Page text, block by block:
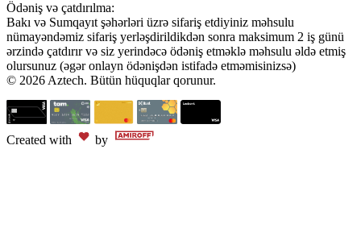
Ödəniş və çatdırılma:
Bakı və Sumqayıt şəhərləri üzrə sifariş etdiyiniz məhsulu
nümayəndəmiz sifariş yerləşdirildikdən sonra maksimum 2 iş günü
ərzində çatdırır və siz yerindəcə ödəniş etməklə məhsulu əldə etmiş
olursunuz (əgər onlayn ödənişdən istifadə etməmisinizsə)
© 2026 Aztech. Bütün hüquqlar qorunur.
Created with by